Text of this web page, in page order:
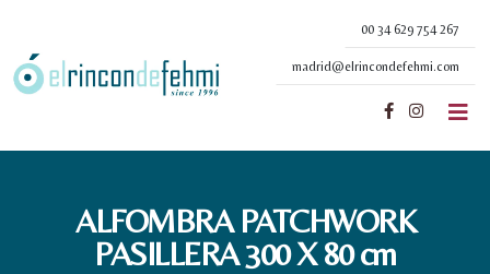
00 34 629 754 267
madrid@elrincondefehmi.com
ALFOMBRA PATCHWORK
PASILLERA 300 X 80 cm